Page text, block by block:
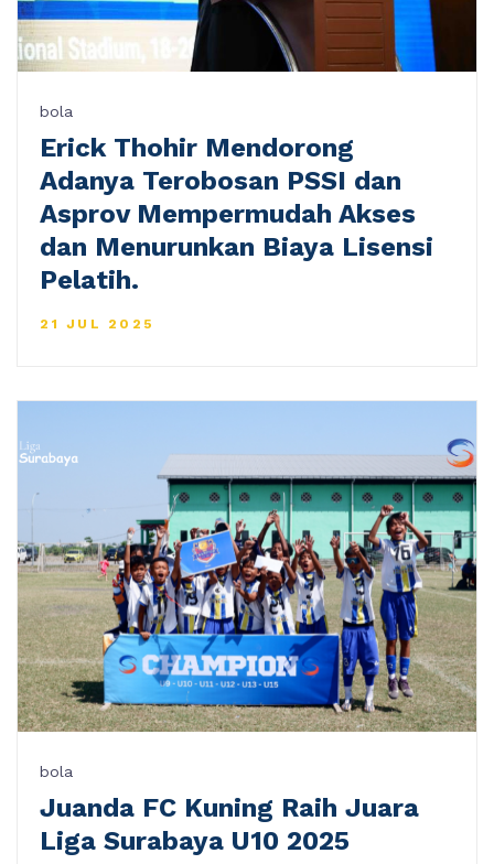
bola
Erick Thohir Mendorong
Adanya Terobosan PSSI dan
Asprov Mempermudah Akses
dan Menurunkan Biaya Lisensi
Pelatih.
21 JUL 2025
bola
Juanda FC Kuning Raih Juara
Liga Surabaya U10 2025